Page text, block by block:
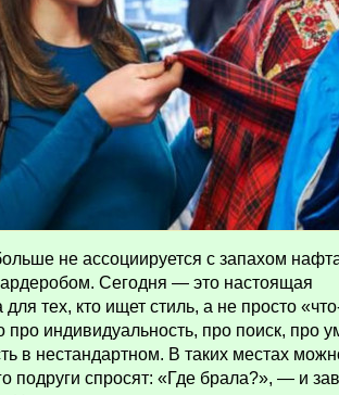
не ассоциируется с запахом
Сегодня — это настоящая
тех, кто ищет стиль, а не просто
про индивидуальность, про поиск, про
в нестандартном. В таких местах
подруги спросят: «Где брала?», — и